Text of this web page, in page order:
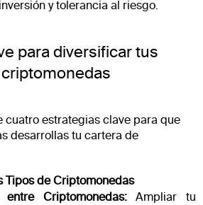
y tolerancia al riesgo.
para diversificar tus
cuatro estrategias clave para que
desarrollas tu cartera de
Tipos de Criptomonedas
entre Criptomonedas:Ampliar tu